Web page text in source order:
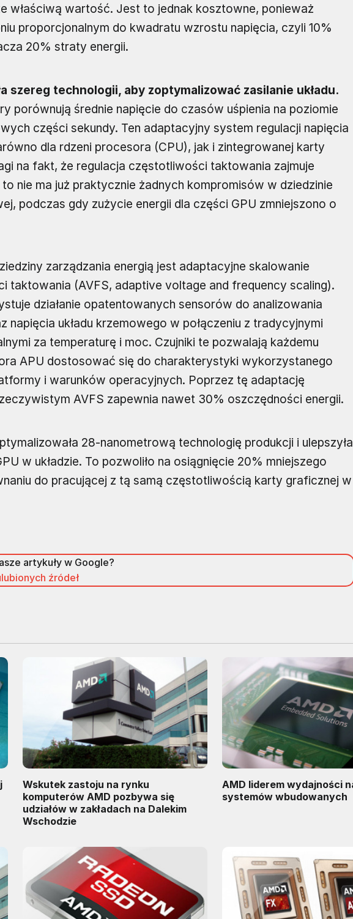
właściwą wartość. Jest to jednak kosztowne, ponieważ
proporcjonalnym do kwadratu wzrostu napięcia, czyli 10%
20% straty energii.
szereg technologii, aby zoptymalizować zasilanie układu.
porównują średnie napięcie do czasów uśpienia na poziomie
części sekundy. Ten adaptacyjny system regulacji napięcia
dla rdzeni procesora (CPU), jak i zintegrowanej karty
na fakt, że regulacja częstotliwości taktowania zajmuje
nie ma już praktycznie żadnych kompromisów w dziedzinie
podczas gdy zużycie energii dla części GPU zmniejszono o
zarządzania energią jest adaptacyjne skalowanie
taktowania (AVFS, adaptive voltage and frequency scaling).
działanie opatentowanych sensorów do analizowania
napięcia układu krzemowego w połączeniu z tradycyjnymi
za temperaturę i moc. Czujniki te pozwalają każdemu
APU dostosować się do charakterystyki wykorzystanego
i warunków operacyjnych. Poprzez tę adaptację
AVFS zapewnia nawet 30% oszczędności energii.
28-nanometrową technologię produkcji i ulepszyła
w układzie. To pozwoliło na osiągnięcie 20% mniejszego
do pracującej z tą samą częstotliwością karty graficznej w
artykuły w Google?
źródeł
Wskutek zastoju na rynku
komputerów AMD pozbywa się
udziałów w zakładach na Dalekim
Wschodzie
AMD liderem wydajności na rynku
systemów wbudowanych